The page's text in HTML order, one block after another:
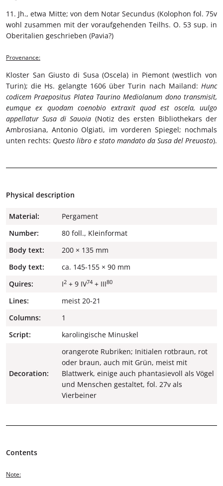
11. Jh., etwa Mitte; von dem Notar Secundus (Kolophon fol. 75v
wohl zusammen mit der voraufgehenden Teilhs. O. 53 sup. in
Oberitalien geschrieben (Pavia?)
Provenance:
Kloster San Giusto di Susa (Oscela) in Piemont (westlich von
Turin); die Hs. gelangte 1606 über Turin nach Mailand: Hunc
codicem Praepositus Platea Taurino Mediolanum dono transmisit,
eumque ex quodam coenobio extraxit quod est oscela, uulgo
appellatur Susa di Sauoia (Notiz des ersten Bibliothekars der
Ambrosiana, Antonio Olgiati, im vorderen Spiegel; nochmals
unten rechts: Questo libro e stato mandato da Susa del Preuosto).
Physical description
Material:
Pergament
Number:
80 foll., Kleinformat
Body text:
200 × 135 mm
Body text:
ca. 145-155 × 90 mm
Quires:
I2 + 9 IV74 + III80
Lines:
meist 20-21
Columns:
1
Script:
karolingische Minuskel
Decoration:
orangerote Rubriken; Initialen rotbraun, rot
oder braun, auch mit Grün, meist mit
Blattwerk, einige auch phantasievoll als Vögel
und Menschen gestaltet, fol. 27v als
Vierbeiner
Contents
Note: